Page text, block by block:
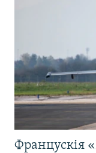
Францускія